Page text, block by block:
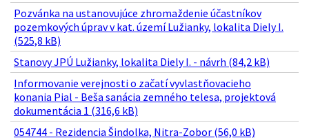
Pozvánka na ustanovujúce zhromaždenie účastníkov
pozemkových úprav v kat. území Lužianky, lokalita Diely I.
(525,8 kB)
Stanovy JPÚ Lužianky, lokalita Diely I. - návrh (84,2 kB)
Informovanie verejnosti o začatí vyvlastňovacieho
konania Pial - Beša sanácia zemného telesa, projektová
dokumentácia 1 (316,6 kB)
054744 - Rezidencia Šindolka, Nitra-Zobor (56,0 kB)